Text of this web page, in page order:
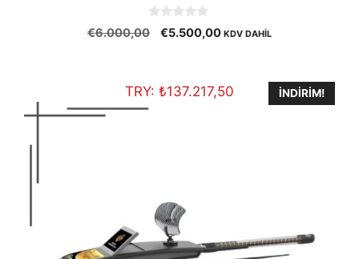
0
o
f
5
€6.000,00
Orijinal
€5.500,00Şu
€5.500,00.
KDV DAHİL
TRY: ₺137.217,50 İNDIRIM!